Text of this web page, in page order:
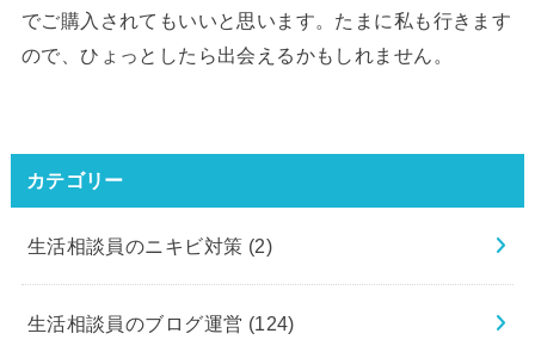
でご購入されてもいいと思います。たまに私も行きます
ので、ひょっとしたら出会えるかもしれません。
カテゴリー
生活相談員のニキビ対策 (2)
生活相談員のブログ運営 (124)